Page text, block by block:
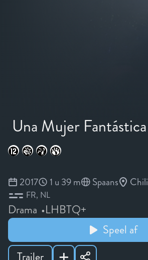
Una Mujer Fantástica
2017 1 u 39 m Spaans Chili
FR NL
Drama
LHBTQ+
Speel af